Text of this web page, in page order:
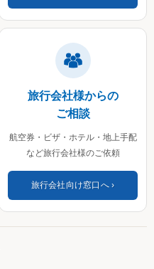
旅行会社様からの
ご相談
航空券・ビザ・ホテル・地上手配
など旅行会社様のご依頼
旅行会社向け窓口へ